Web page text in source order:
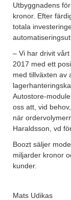
Utbyggnadens
kronor. Efter
totala
– Vi har drivit
2017 med ett
med tillväxten av
Autostore-
oss att, vid
när
Haraldsson, vd
Boozt säljer
miljarder kronor
kunder.
Mats Udikas